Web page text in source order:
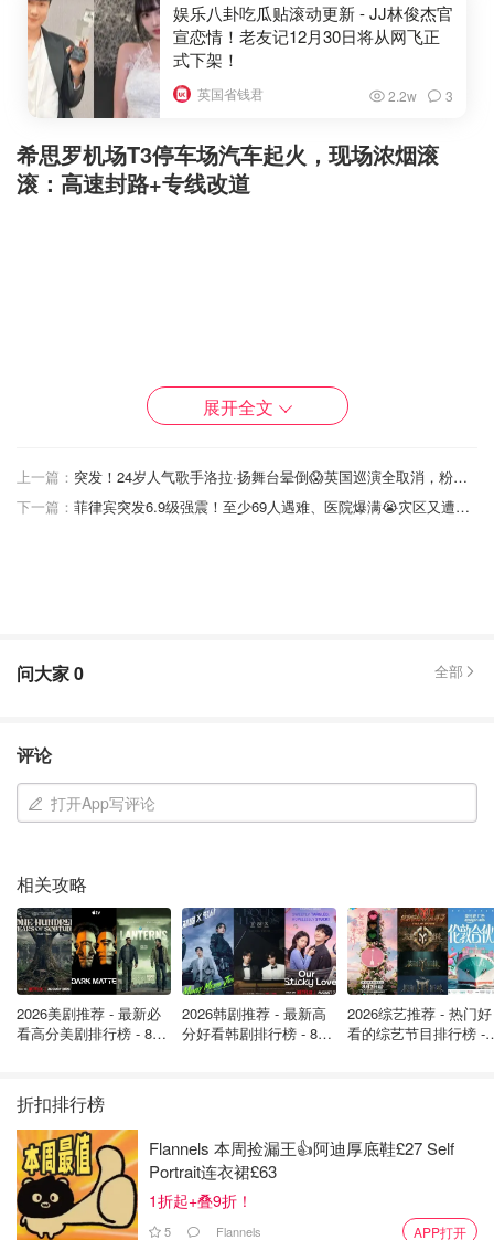
娱乐八卦吃瓜贴滚动更新 - JJ林俊杰官
宣恋情！老友记12月30日将从网飞正
式下架！
英国省钱君 2.2w 3
希思罗机场T3停车场汽车起火，现场浓烟滚
滚：高速封路+专线改道
在大约上午9点左右突然起火。
展开全文
上一篇：
突发！24岁人气歌手洛拉·扬舞台晕倒😱英国巡演全取消，粉丝心碎：我的门票啊
下一篇：
菲律宾突发6.9级强震！至少69人遇难、医院爆满😭灾区又遭大雨+断电双重打击
问大家0 全部
评论
打开App写评论
相关攻略
2026美剧推荐 - 最新必
看高分美剧排行榜 - 8月
2026韩剧推荐 - 最新高
分好看韩剧排行榜 - 8月
2026综艺推荐 - 热门好
看的综艺节目排行榜 -
折扣排行榜
Flannels 本周捡漏王👍阿迪厚底鞋£27 Self
Portrait连衣裙£63
1折起+叠9折！
5 Flannels APP打开